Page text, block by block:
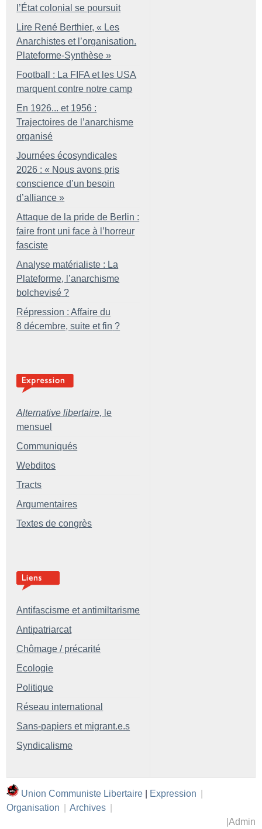
l’État colonial se poursuit
Lire René Berthier, « Les
Anarchistes et l’organisation.
Plateforme-Synthèse »
Football : La FIFA et les USA
marquent contre notre camp
En 1926... et 1956 :
Trajectoires de l’anarchisme
organisé
Journées écosyndicales
2026 : « Nous avons pris
conscience d’un besoin
d’alliance »
Attaque de la pride de Berlin :
faire front uni face à l’horreur
fasciste
Analyse matérialiste : La
Plateforme, l’anarchisme
bolchevisé ?
Répression : Affaire du
8 décembre, suite et fin ?
Alternative libertaire, le
mensuel
Communiqués
Webditos
Tracts
Argumentaires
Textes de congrès
Antifascisme et antimiltarisme
Antipatriarcat
Chômage / précarité
Ecologie
Politique
Réseau international
Sans-papiers et migrant.e.s
Syndicalisme
Union Communiste Libertaire Expression
Organisation
Archives
Admin